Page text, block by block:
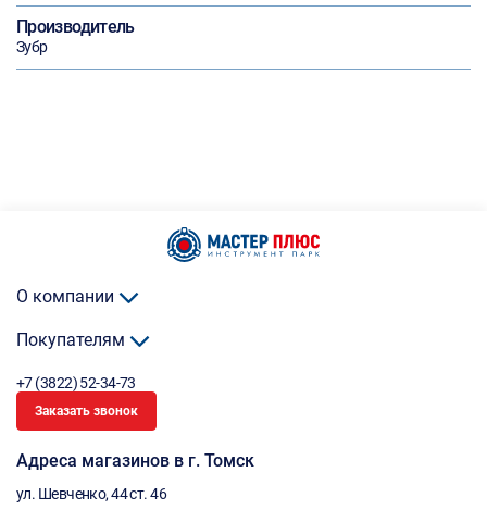
Производитель
Зубр
О компании
Покупателям
+7 (3822) 52-34-73
Заказать звонок
Адреса магазинов в г. Томск
ул. Шевченко, 44 ст. 46